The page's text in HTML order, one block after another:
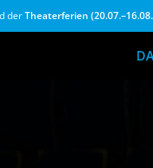
derTheaterferien